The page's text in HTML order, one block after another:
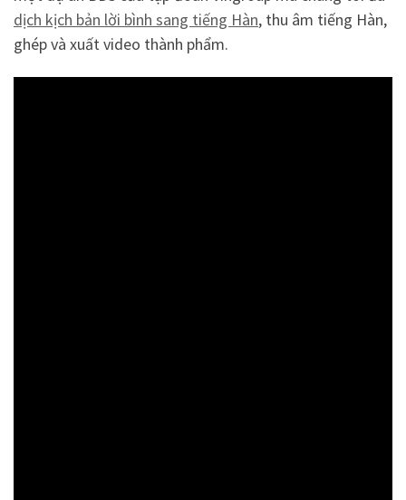
dịch kịch bản lời bình sang tiếng Hàn, thu âm tiếng Hàn,
ghép và xuất video thành phẩm.